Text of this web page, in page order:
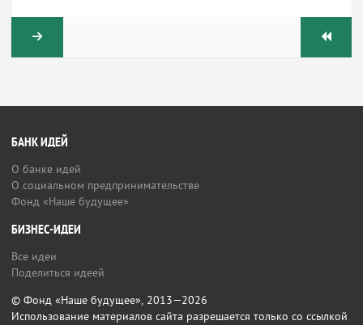
БАНК ИДЕЙ
О банке идей
О социальном предпринимательстве
Фонд «Наше будущее»
БИЗНЕС-ИДЕИ
Все идеи
Поделиться идеей
© Фонд «Наше будущее», 2013—2026
Использование материалов сайта разрешается только со ссылкой